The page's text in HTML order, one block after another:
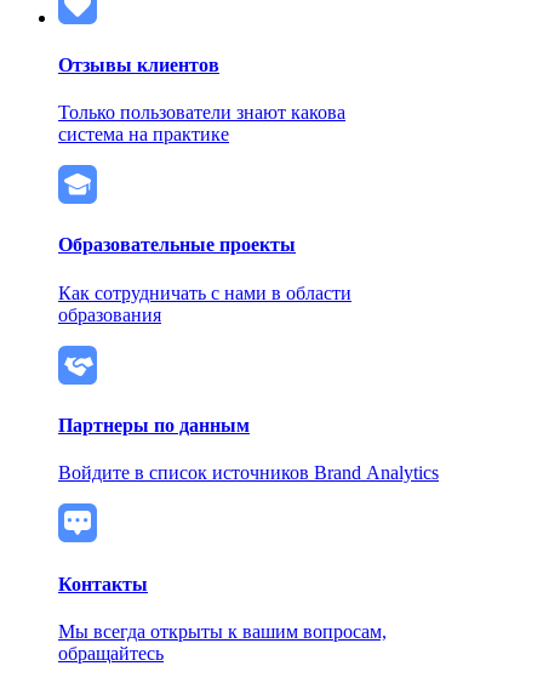
Отзывы клиентов
Только пользователи знают какова
система на практике
Образовательные проекты
Как сотрудничать с нами в области
образования
Партнеры по данным
Войдите в список источников Brand Analytics
Контакты
Мы всегда открыты к вашим вопросам,
обращайтесь